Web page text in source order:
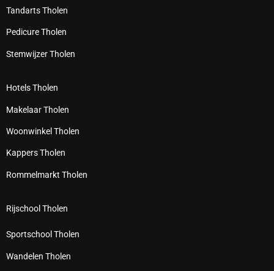
Tandarts Tholen
Pedicure Tholen
Stemwijzer Tholen
Hotels Tholen
Makelaar Tholen
Woonwinkel Tholen
Kappers Tholen
Rommelmarkt Tholen
Rijschool Tholen
Sportschool Tholen
Wandelen Tholen